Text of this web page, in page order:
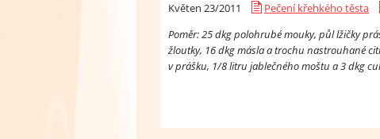
Květen 23/2011 Pečení křehkého těsta
Poměr: 25 dkg polohrubé mouky, půl lžičky
žloutky, 16 dkg másla a trochu nastrouhané
v prášku, 1/8 litru jablečného moštu a 3 dkg